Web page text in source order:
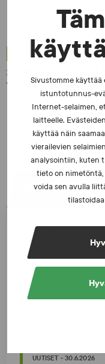
Sivustomme käyttää
istuntotunnus-
Internet-selaimen,
laitteelle.
käyttää näin
vierailevien
analysointiin, kuten
tieto on
voida sen avulla
UUTISET - 30.6.2026
SUEKin sivuilla uusi
väkivaltaisten
UUSIMMAT
UUTISET - 5.8.2026
Iljukov SUEKin
UUTISET - 30.6.2026